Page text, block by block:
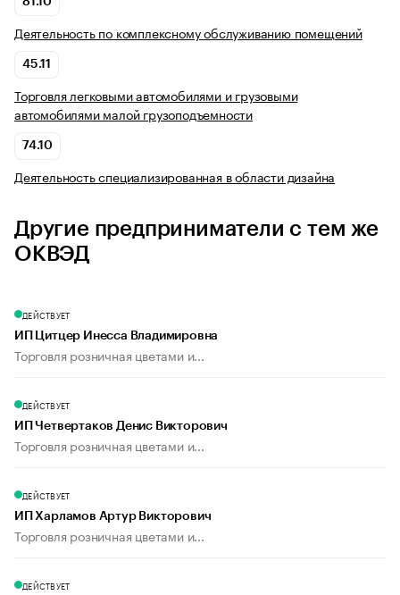
Деятельность по комплексному обслуживанию помещений
45.11
Торговля легковыми автомобилями и грузовыми
автомобилями малой грузоподъемности
74.10
Деятельность специализированная в области дизайна
Другие предприниматели с тем же
ОКВЭД
ДЕЙСТВУЕТ
ИП Цитцер Инесса Владимировна
Торговля розничная цветами и...
ДЕЙСТВУЕТ
ИП Четвертаков Денис Викторович
Торговля розничная цветами и...
ДЕЙСТВУЕТ
ИП Харламов Артур Викторович
Торговля розничная цветами и...
ДЕЙСТВУЕТ